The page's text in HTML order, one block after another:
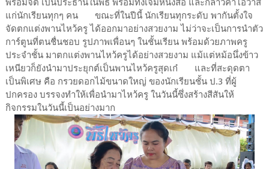
พร้อมจิต เป็นประธานในพิธี พร้อมทั้งเจิมหนังสือ และกล่าวคำโอวาส
แก่นักเรียนทุกๆ คน ขณะที่ในปีนี้ นักเรียนทุกระดับ พากันตั้งใจ
จัดตกแต่งพานไหว้ครู ได้ออกมาอย่างสวยงาม ไม่ว่าจะเป็นการนำตัว
การ์ตูนที่ตนชื่นชอบ รูปภาพเพื่อนๆ ในชั้นเรียน พร้อมด้วยภาพครู
ประจำชั้น มาตกแต่งพานไหว้ครูได้อย่างสวยงาม แม้แต่หม้อนึ่งข้าว
เหนียวก็ยังนำมาประยุกต์เป็นพานไหว้ครูสุดเก๋ และที่สะดุดตา
เป็นพิเศษ คือ กรวยดอกไม้ขนาดใหญ่ ของนักเรียนชั้น ป.3 ที่ผู้
ปกครอง บรรจงทำให้เพื่อนำมาไหว้ครู ในวันนี้ซึ่งสร้างสีสันให้
กิจกรรมในวันนี้เป็นอย่างมาก